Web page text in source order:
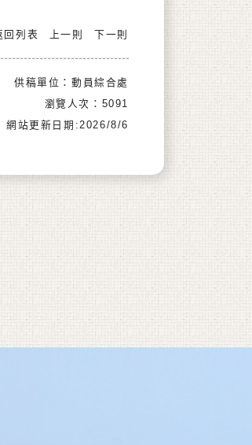
回列表 上一則 下一則
供稿單位：動員綜合處
瀏覽人次：5091
網站更新日期:2026/8/6